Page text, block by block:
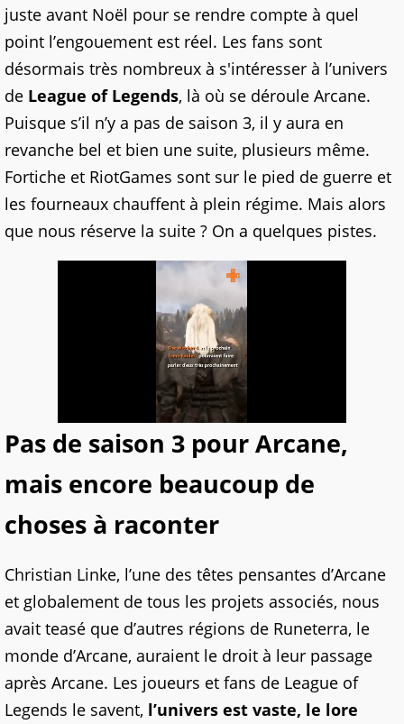
juste avant Noël pour se rendre compte à quel
point l’engouement est réel. Les fans sont
désormais très nombreux à s'intéresser à l’univers
de League of Legends, là où se déroule Arcane.
Puisque s’il n’y a pas de saison 3, il y aura en
revanche bel et bien une suite, plusieurs même.
Fortiche et RiotGames sont sur le pied de guerre et
les fourneaux chauffent à plein régime. Mais alors
que nous réserve la suite ? On a quelques pistes.
Pas de saison 3 pour Arcane,
mais encore beaucoup de
choses à raconter
Christian Linke, l’une des têtes pensantes d’Arcane
et globalement de tous les projets associés, nous
avait teasé que d’autres régions de Runeterra, le
monde d’Arcane, auraient le droit à leur passage
après Arcane. Les joueurs et fans de League of
Legends le savent, l’univers est vaste, le lore